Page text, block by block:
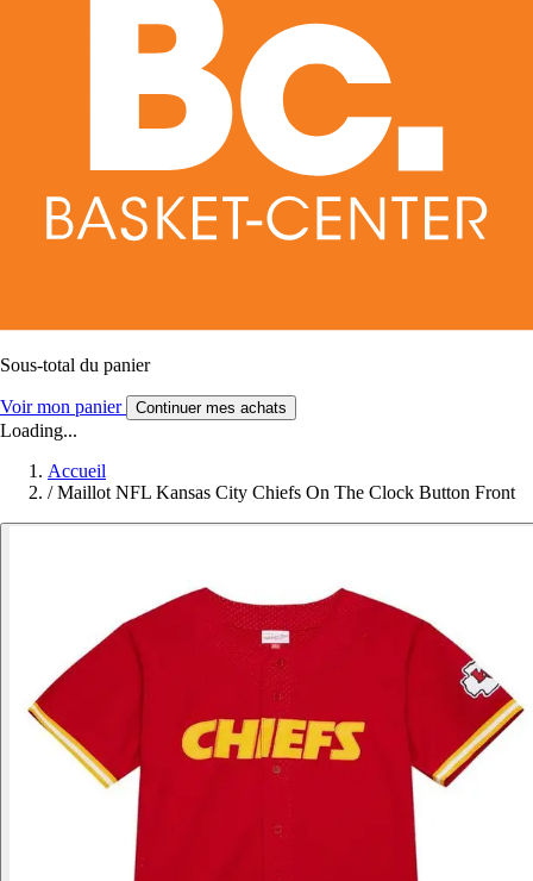
Sous-total du panier
Voir mon panier Continuer mes achats
Loading...
Accueil
/ Maillot NFL Kansas City Chiefs On The Clock Button Front